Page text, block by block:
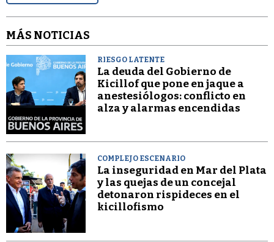
MÁS NOTICIAS
RIESGO LATENTE
La deuda del Gobierno de
Kicillof que pone en jaque a
anestesiólogos: conflicto en
alza y alarmas encendidas
COMPLEJO ESCENARIO
La inseguridad en Mar del Plata
y las quejas de un concejal
detonaron rispideces en el
kicillofismo